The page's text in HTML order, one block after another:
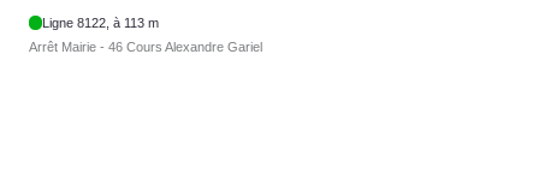
Ligne 8122, à 113 m
Arrêt Mairie - 46 Cours Alexandre Gariel